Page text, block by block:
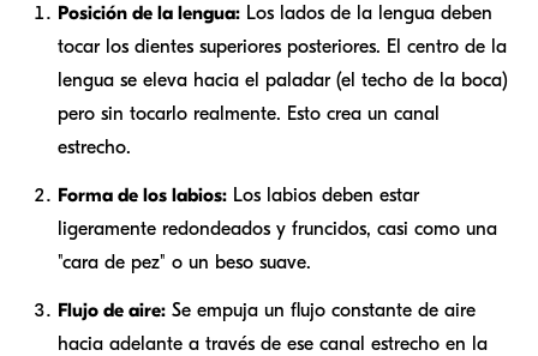
Posición de la lengua: Los lados de la lengua deben
tocar los dientes superiores posteriores. El centro de la
lengua se eleva hacia el paladar (el techo de la boca)
pero sin tocarlo realmente. Esto crea un canal
estrecho.
Forma de los labios: Los labios deben estar
ligeramente redondeados y fruncidos, casi como una
"cara de pez" o un beso suave.
Flujo de aire: Se empuja un flujo constante de aire
hacia adelante a través de ese canal estrecho en la